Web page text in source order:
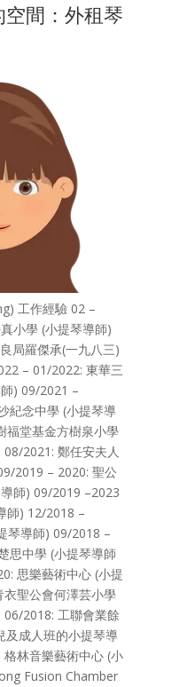
間：外租琴
工作經驗 02 –
小學 (小提琴導師)
局羅傑承(一九八三)
– 01/2022: 東華三
) 09/2021 –
紀念中學 (小提琴導
福堂基金方樹泉小學
2021: 鄭任安夫人
2019 – 2020: 聖公
師) 09/2019 –2023
師) 12/2018 –
琴導師) 09/2018 –
思中學 (小提琴導師
思樂藝術中心 (小提
聖公會何澤芸小學
2018: 工聯會業餘
及成人班的小提琴導
林音樂藝術中心 (小
Fusion Chamber